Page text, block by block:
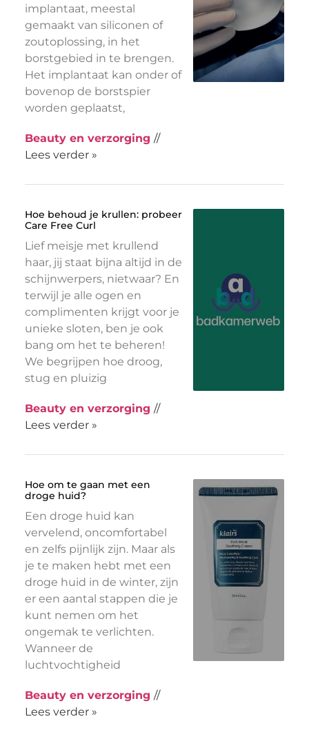
implantaat, meestal
gemaakt van siliconen of
zoutoplossing, in het
borstgebied in te brengen.
Het implantaat kan onder of
bovenop de borstspier
worden geplaatst,
Beauty en verzorging //
Lees verder »
Hoe behoud je krullen: probeer
Care Free Curl
Lief meisje met krullend
haar, jij staat bijna altijd in de
schijnwerpers, nietwaar? En
terwijl je alle ogen en
complimenten krijgt voor je
unieke sloten, ben je ook
bang om het te beheren!
We begrijpen hoe droog,
stug en pluizig
Beauty en verzorging //
Lees verder »
Hoe om te gaan met een
droge huid?
Een droge huid kan
vervelend, oncomfortabel
en zelfs pijnlijk zijn. Maar als
je te maken hebt met een
droge huid in de winter, zijn
er een aantal stappen die je
kunt nemen om het
ongemak te verlichten.
Wanneer de
luchtvochtigheid
Beauty en verzorging //
Lees verder »